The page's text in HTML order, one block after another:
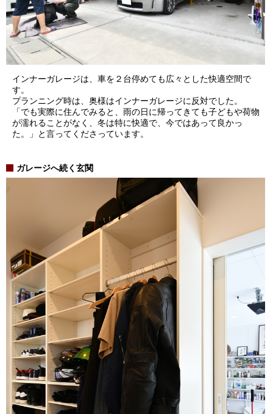
インナーガレージは、車を２台停めても広々とした快適空間で
す。
プランニング時は、奥様はインナーガレージに反対でした。
「でも実際に住んでみると、雨の日に帰ってきても子どもや荷物
が濡れることがなく、冬は特に快適で、今ではあって良かっ
た。」と言ってくださっています。
ガレージへ続く玄関